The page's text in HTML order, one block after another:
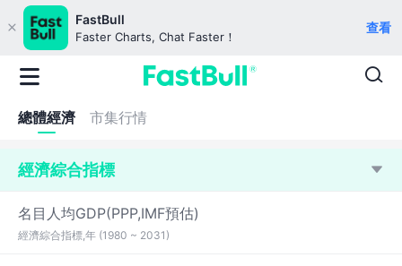
FastBull
Faster Charts, Chat Faster！
查看
總體經濟 市集行情
經濟綜合指標
名目人均GDP(PPP,IMF預估)
經濟綜合指標,年 (1980 ~ 2031)